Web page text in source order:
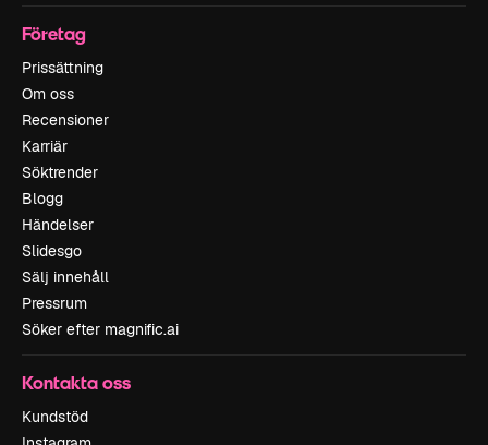
Företag
Prissättning
Om oss
Recensioner
Karriär
Söktrender
Blogg
Händelser
Slidesgo
Sälj innehåll
Pressrum
Söker efter magnific.ai
Kontakta oss
Kundstöd